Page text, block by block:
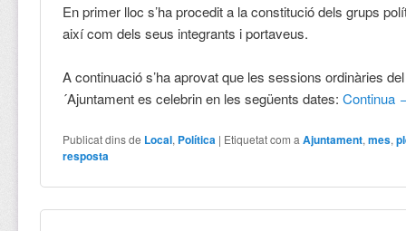
En primer lloc s’ha procedit a la constitució dels grups
així com dels seus integrants i portaveus.
A continuació s’ha aprovat que les sessions ordinàries
´Ajuntament es celebrin en les següents dates:Continua
Publicat dins de Local, Política | Etiquetat com a Ajuntament,mes,
resposta